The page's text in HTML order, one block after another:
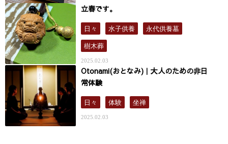
立春です。
日々 水子供養
永代供養墓
樹木葬
2025.02.03
Otonami(おとなみ)｜大人のための非日
常体験
日々 体験 坐禅
2025.02.03